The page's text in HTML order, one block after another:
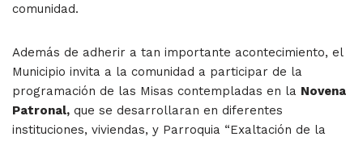
comunidad.
Además de adherir a tan importante acontecimiento, el
Municipio invita a la comunidad a participar de la
programación de las Misas contempladas en la Novena
Patronal, que se desarrollaran en diferentes
instituciones, viviendas, y Parroquia “Exaltación de la